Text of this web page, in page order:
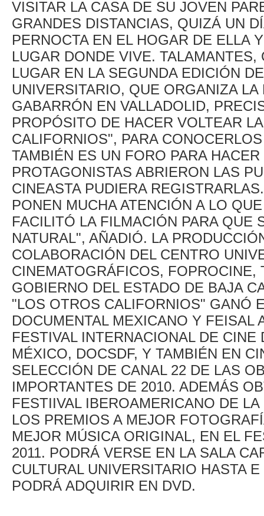
VISITAR LA CASA DE SU JOVEN
GRANDES DISTANCIAS, QUIZÁ UN
PERNOCTA EN EL HOGAR DE ELLA
LUGAR DONDE VIVE.
LUGAR EN LA SEGUNDA EDICIÓN
UNIVERSITARIO, QUE ORGANIZA
GABARRÓN EN VALLADOLID,
PROPÓSITO DE HACER VOLTEAR
CALIFORNIOS", PARA
TAMBIÉN ES UN FORO PARA
PROTAGONISTAS ABRIERON LAS
CINEASTA PUDIERA
PONEN MUCHA ATENCIÓN A LO
FACILITÓ LA FILMACIÓN PARA QUE
NATURAL", AÑADIÓ. LA
COLABORACIÓN DEL CENTRO
CINEMATOGRÁFICOS, FOPROCINE,
GOBIERNO DEL ESTADO DE BAJA
"LOS OTROS CALIFORNIOS" GANÓ
DOCUMENTAL MEXICANO Y FEISAL
FESTIVAL INTERNACIONAL DE
MÉXICO, DOCSDF, Y TAMBIÉN EN
SELECCIÓN DE CANAL 22 DE LAS
IMPORTANTES DE 2010. ADEMÁS
FESTIIVAL IBEROAMERICANO DE
LOS PREMIOS A MEJOR
MEJOR MÚSICA ORIGINAL, EN EL
2011. PODRÁ VERSE EN LA SALA
CULTURAL UNIVERSITARIO HASTA
PODRÁ ADQUIRIR EN DVD.